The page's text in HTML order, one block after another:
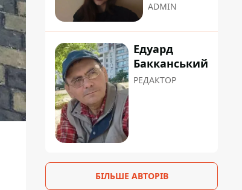
ADMIN
Едуард
Бакканський
РЕДАКТОР
БІЛЬШЕ АВТОРІВ